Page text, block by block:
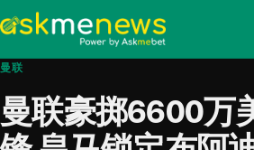
曼联
曼联豪掷6600万